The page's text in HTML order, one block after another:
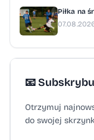
Piłka na
📧
Otrzymuj
do swojej